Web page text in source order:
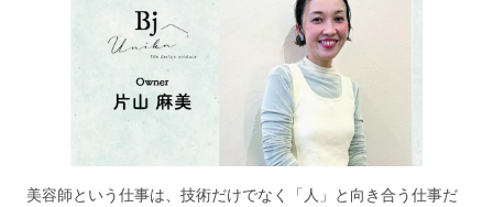
美容師という仕事は、技術だけでなく「人」と向き合う仕事だ